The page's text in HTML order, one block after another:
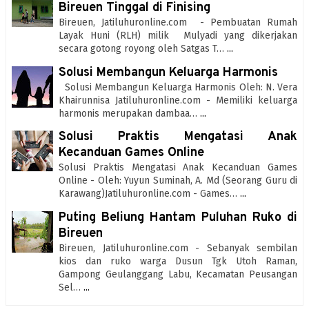
Bireuen Tinggal di Finising
Bireuen, Jatiluhuronline.com - Pembuatan Rumah
Layak Huni (RLH) milik Mulyadi yang dikerjakan
secara gotong royong oleh Satgas T… ...
Solusi Membangun Keluarga Harmonis
Solusi Membangun Keluarga Harmonis Oleh: N. Vera
Khairunnisa Jatiluhuronline.com - Memiliki keluarga
harmonis merupakan dambaa… ...
Solusi Praktis Mengatasi Anak
Kecanduan Games Online
Solusi Praktis Mengatasi Anak Kecanduan Games
Online - Oleh: Yuyun Suminah, A. Md (Seorang Guru di
Karawang)Jatiluhuronline.com - Games… ...
Puting Beliung Hantam Puluhan Ruko di
Bireuen
Bireuen, Jatiluhuronline.com - Sebanyak sembilan
kios dan ruko warga Dusun Tgk Utoh Raman,
Gampong Geulanggang Labu, Kecamatan Peusangan
Sel… ...